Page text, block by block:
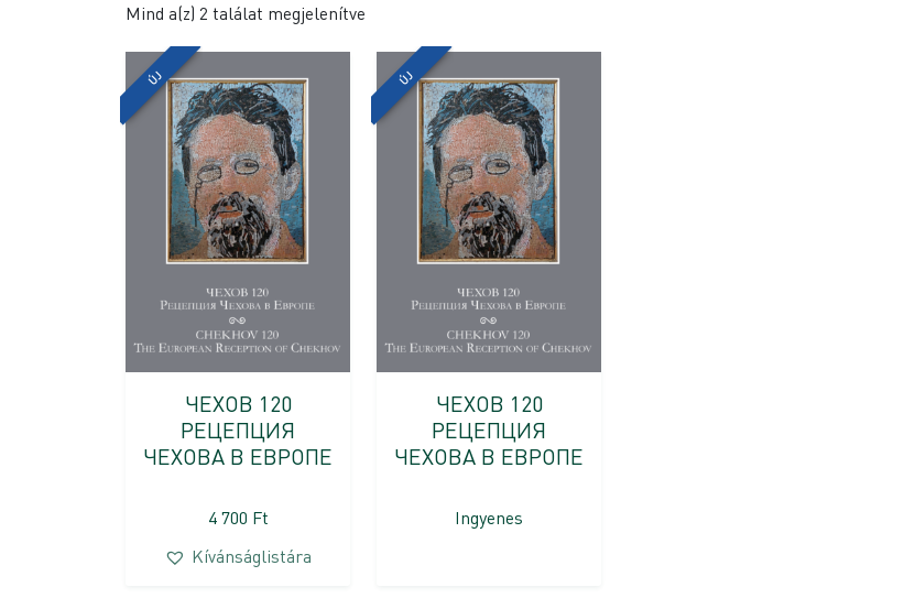
Mind a(z) 2 találat megjelenítve
ÚJ
ЧЕХОВ 120
РЕЦЕПЦИЯ
ЧЕХОВА В ЕВРОПЕ
4 700 Ft
Kívánságlistára
ÚJ
ЧЕХОВ 120
РЕЦЕПЦИЯ
ЧЕХОВА В ЕВРОПЕ
Ingyenes